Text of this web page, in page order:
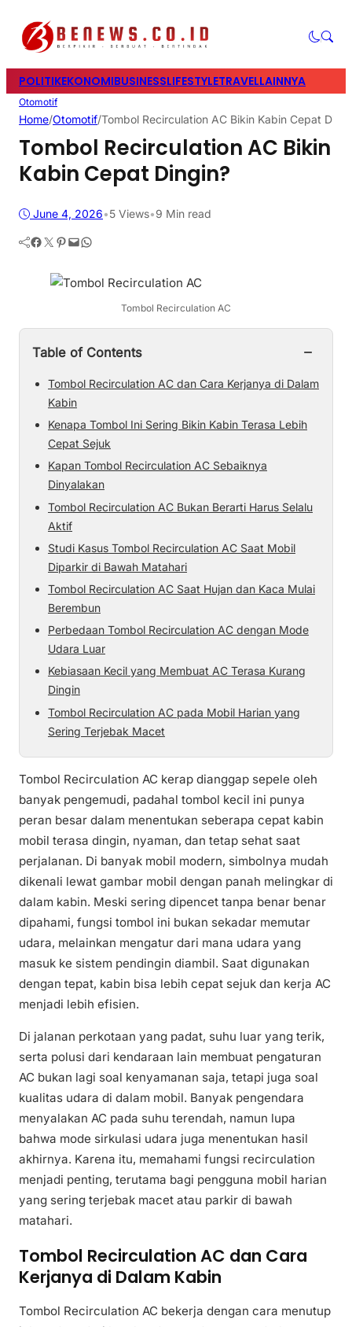
POLITIKEKONOMIBUSINESSLIFESTYLETRAVELLAINNYA
Otomotif
Home/Otomotif/Tombol Recirculation AC Bikin Kabin Cepat
Tombol Recirculation AC Bikin
Kabin Cepat Dingin?
June 4, 2026•5 Views•9 Min read
Facebook Twitter Pinterest Mail WhatsApp
Tombol Recirculation AC
Table of Contents −
Tombol Recirculation AC dan Cara Kerjanya di Dalam
Kabin
Kenapa Tombol Ini Sering Bikin Kabin Terasa Lebih
Cepat Sejuk
Kapan Tombol Recirculation AC Sebaiknya
Dinyalakan
Tombol Recirculation AC Bukan Berarti Harus Selalu
Aktif
Studi Kasus Tombol Recirculation AC Saat Mobil
Diparkir di Bawah Matahari
Tombol Recirculation AC Saat Hujan dan Kaca Mulai
Berembun
Perbedaan Tombol Recirculation AC dengan Mode
Udara Luar
Kebiasaan Kecil yang Membuat AC Terasa Kurang
Dingin
Tombol Recirculation AC pada Mobil Harian yang
Sering Terjebak Macet
Tombol Recirculation AC kerap dianggap sepele oleh
banyak pengemudi, padahal tombol kecil ini punya
peran besar dalam menentukan seberapa cepat kabin
mobil terasa dingin, nyaman, dan tetap sehat saat
perjalanan. Di banyak mobil modern, simbolnya mudah
dikenali lewat gambar mobil dengan panah melingkar di
dalam kabin. Meski sering dipencet tanpa benar benar
dipahami, fungsi tombol ini bukan sekadar memutar
udara, melainkan mengatur dari mana udara yang
masuk ke sistem pendingin diambil. Saat digunakan
dengan tepat, kabin bisa lebih cepat sejuk dan kerja AC
menjadi lebih efisien.
Di jalanan perkotaan yang padat, suhu luar yang terik,
serta polusi dari kendaraan lain membuat pengaturan
AC bukan lagi soal kenyamanan saja, tetapi juga soal
kualitas udara di dalam mobil. Banyak pengendara
menyalakan AC pada suhu terendah, namun lupa
bahwa mode sirkulasi udara juga menentukan hasil
akhirnya. Karena itu, memahami fungsi recirculation
menjadi penting, terutama bagi pengguna mobil harian
yang sering terjebak macet atau parkir di bawah
matahari.
Tombol Recirculation AC dan Cara
Kerjanya di Dalam Kabin
Tombol Recirculation AC bekerja dengan cara menutup